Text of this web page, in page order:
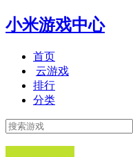
小米游戏中心
首页
云游戏
排行
分类